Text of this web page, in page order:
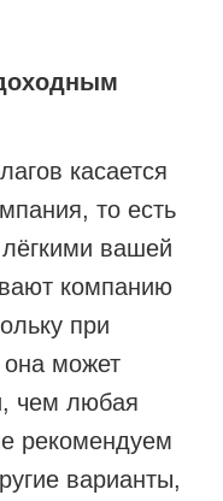
касается
то есть
вашей
компанию
при
может
чем любая
рекомендуем
варианты,